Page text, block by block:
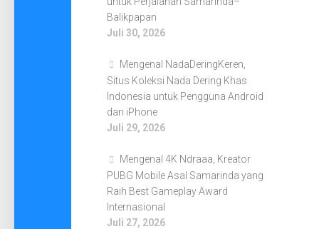
Balikpapan
Juli 30, 2026
Mengenal NadaDeringKeren,
Situs Koleksi Nada Dering Khas
Indonesia untuk Pengguna Android
dan iPhone
Juli 29, 2026
Mengenal 4K Ndraaa, Kreator
PUBG Mobile Asal Samarinda yang
Raih Best Gameplay Award
Internasional
Juli 27, 2026